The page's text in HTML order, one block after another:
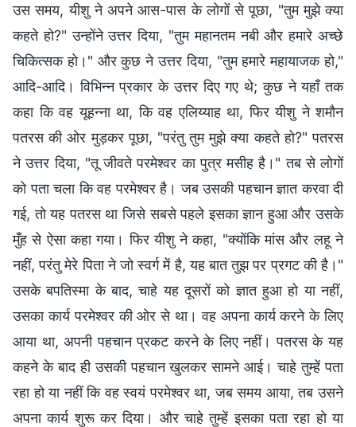
उस समय, यीशु ने अपने आस-पास के लोगों से पूछा, "तुम मुझे क्या
कहते हो?" उन्होंने उत्तर दिया, "तुम महानतम नबी और हमारे अच्छे
चिकित्सक हो।" और कुछ ने उत्तर दिया, "तुम हमारे महायाजक हो,"
आदि-आदि। विभिन्न प्रकार के उत्तर दिए गए थे; कुछ ने यहाँ तक
कहा कि वह यूहन्ना था, कि वह एलिय्याह था, फिर यीशु ने शमौन
पतरस की ओर मुड़कर पूछा, "परंतु तुम मुझे क्या कहते हो?" पतरस
ने उत्तर दिया, "तू जीवते परमेश्‍वर का पुत्र मसीह है।" तब से लोगों
को पता चला कि वह परमेश्वर है। जब उसकी पहचान ज्ञात करवा दी
गई, तो यह पतरस था जिसे सबसे पहले इसका ज्ञान हुआ और उसके
मुँह से ऐसा कहा गया। फिर यीशु ने कहा, "क्योंकि मांस और लहू ने
नहीं, परंतु मेरे पिता ने जो स्वर्ग में है, यह बात तुझ पर प्रगट की है।"
उसके बपतिस्मा के बाद, चाहे यह दूसरों को ज्ञात हुआ हो या नहीं,
उसका कार्य परमेश्वर की ओर से था। वह अपना कार्य करने के लिए
आया था, अपनी पहचान प्रकट करने के लिए नहीं। पतरस के यह
कहने के बाद ही उसकी पहचान खुलकर सामने आई। चाहे तुम्हें पता
रहा हो या नहीं कि वह स्वयं परमेश्वर था, जब समय आया, तब उसने
अपना कार्य शुरू कर दिया। और चाहे तुम्हें इसका पता रहा हो या